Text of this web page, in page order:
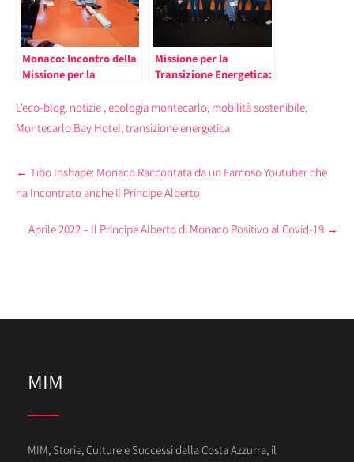
Monaco: Incontro della
Missione per la
con la Stampa
Missione per la
Transizione Energetica:
Monaco l’Evento
Annuale
L'eco-blog, notizie ,ecologia montecarlo, mobilità sostenibile,
Montecarlo Bay Hotel,transizione energetica
Post
navigation
← Tibo Inshape: Monaco Raccontata da un Famoso Youtuber che
ha Incontrato anche il Principe Alberto
Aprile 2022 – Il Principe Alberto di Monaco Positivo al Covid-19 →
MIM
MIM, Storie, Culture e Successi dalla Costa Azzurra, il